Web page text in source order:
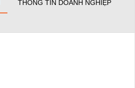
THÔNG TIN DOANH NGHIỆP